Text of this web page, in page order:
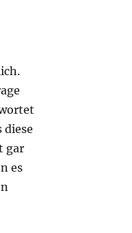
diese
gar
es